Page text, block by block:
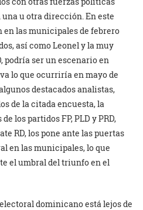
u otra dirección. En este
en las municipales de febrero
así como Leonel y la muy
podría ser un escenario en
lo que ocurriría en mayo de
destacados analistas,
de la citada encuesta, la
los partidos FP, PLD y PRD,
RD, los pone ante las puertas
en las municipales, lo que
el umbral del triunfo en el
dominicano está lejos de